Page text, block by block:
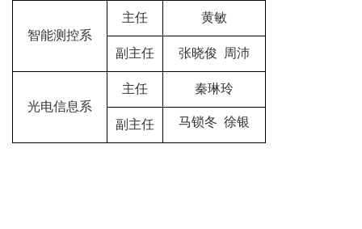
智能测控系
主任 黄敏
副主任 张晓俊 周沛
光电信息系
主任 秦琳玲
副主任 马锁冬 徐银